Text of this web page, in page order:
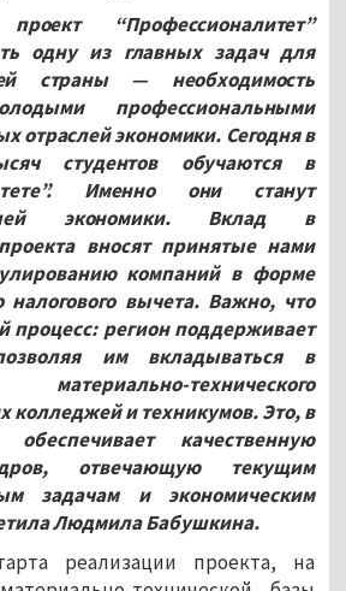
“Профессионалитет”
одну из главных задач для
страны — необходимость
профессиональными
отраслей экономики. Сегодня в
студентов обучаются в
Именно они станут
экономики. Вклад в
вносят принятые нами
компаний в форме
налогового вычета. Важно, что
процесс: регион поддерживает
им вкладываться в
технического
колледжей и техникумов. Это, в
качественную
отвечающую текущим
задачам и экономическим
Людмила Бабушкина.
реализации проекта, на